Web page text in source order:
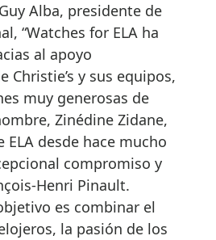
Alba, presidente de
“Watches for ELA ha
al apoyo
Christie’s y sus equipos,
muy generosas de
Zinédine Zidane,
ELA desde hace mucho
compromiso y
Henri Pinault.
es combinar el
la pasión de los